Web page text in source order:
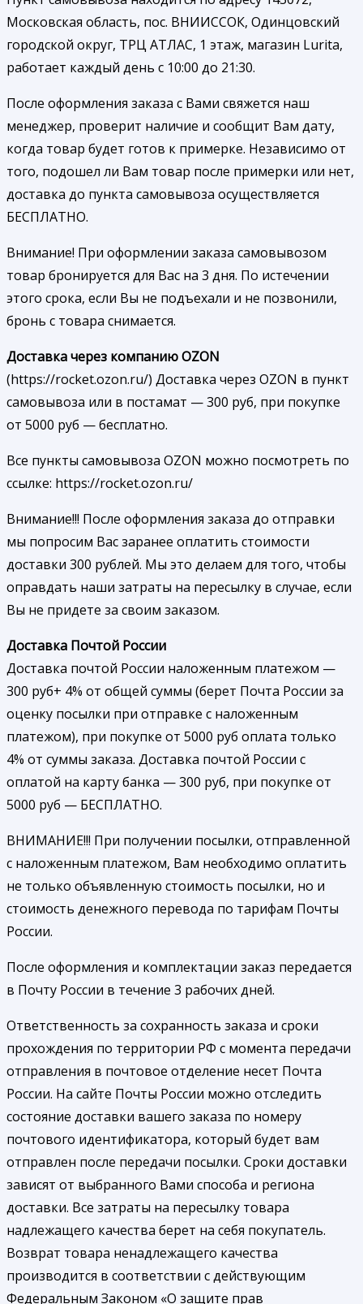
Московская область, пос. ВНИИССОК, Одинцовский
городской округ, ТРЦ АТЛАС, 1 этаж, магазин Lurita,
работает каждый день с 10:00 до 21:30.
После оформления заказа с Вами свяжется наш
менеджер, проверит наличие и сообщит Вам дату,
когда товар будет готов к примерке. Независимо от
того, подошел ли Вам товар после примерки или нет,
доставка до пункта самовывоза осуществляется
БЕСПЛАТНО.
Внимание! При оформлении заказа самовывозом
товар бронируется для Вас на 3 дня. По истечении
этого срока, если Вы не подъехали и не позвонили,
бронь с товара снимается.
Доставка через компанию OZON
(https://rocket.ozon.ru/) Доставка через OZON в пункт
самовывоза или в постамат — 300 руб, при покупке
от 5000 руб — бесплатно.
Все пункты самовывоза OZON можно посмотреть по
ссылке: https://rocket.ozon.ru/
Внимание!!! После оформления заказа до отправки
мы попросим Вас заранее оплатить стоимости
доставки 300 рублей. Мы это делаем для того, чтобы
оправдать наши затраты на пересылку в случае, если
Вы не придете за своим заказом.
Доставка Почтой России
Доставка почтой России наложенным платежом —
300 руб+ 4% от общей суммы (берет Почта России за
оценку посылки при отправке с наложенным
платежом), при покупке от 5000 руб оплата только
4% от суммы заказа. Доставка почтой России с
оплатой на карту банка — 300 руб, при покупке от
5000 руб — БЕСПЛАТНО.
ВНИМАНИЕ!!! При получении посылки, отправленной
с наложенным платежом, Вам необходимо оплатить
не только объявленную стоимость посылки, но и
стоимость денежного перевода по тарифам Почты
России.
После оформления и комплектации заказ передается
в Почту России в течение 3 рабочих дней.
Ответственность за сохранность заказа и сроки
прохождения по территории РФ с момента передачи
отправления в почтовое отделение несет Почта
России. На сайте Почты России можно отследить
состояние доставки вашего заказа по номеру
почтового идентификатора, который будет вам
отправлен после передачи посылки. Сроки доставки
зависят от выбранного Вами способа и региона
доставки. Все затраты на пересылку товара
надлежащего качества берет на себя покупатель.
Возврат товара ненадлежащего качества
производится в соответствии с действующим
Федеральным Законом «О защите прав